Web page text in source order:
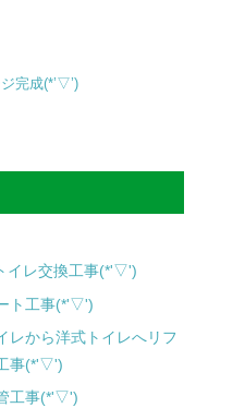
完成(*’▽’)
イレ交換工事(*'▽')
ト工事(*'▽')
レから洋式トイレへリフ
事(*'▽')
工事(*'▽')